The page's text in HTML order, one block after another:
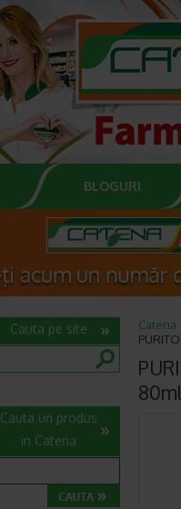
BLOGURI
Catena
80ml
Cauta pe site
Cauta un produs
in Catena